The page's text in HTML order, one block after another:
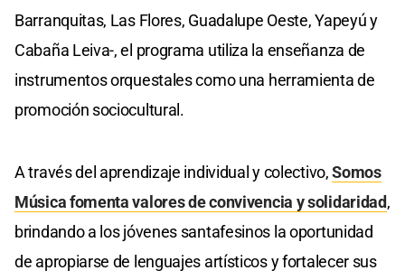
Barranquitas, Las Flores, Guadalupe Oeste, Yapeyú y
Cabaña Leiva-, el programa utiliza la enseñanza de
instrumentos orquestales como una herramienta de
promoción sociocultural.
A través del aprendizaje individual y colectivo,Somos
Música fomenta valores de convivencia y solidaridad,
brindando a los jóvenes santafesinos la oportunidad
de apropiarse de lenguajes artísticos y fortalecer sus